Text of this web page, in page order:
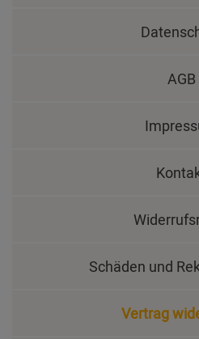
AGB
Schäden und
Vertrag